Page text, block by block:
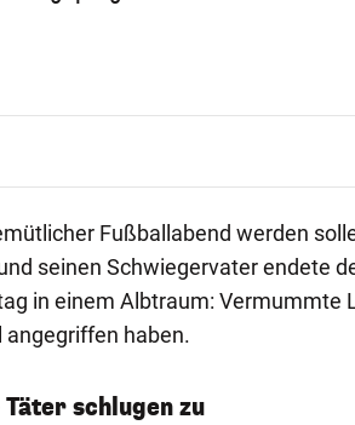
Fußballabend werden
seinen Schwiegervater endete
in einem Albtraum: Vermummte
angegriffen haben.
schlugen zu